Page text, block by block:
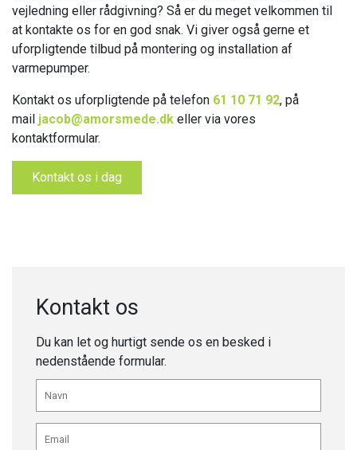
vejledning eller rådgivning? Så er du meget velkommen til
at kontakte os for en god snak. Vi giver også gerne et
uforpligtende tilbud på montering og installation af
varmepumper.
Kontakt os uforpligtende på telefon 61 10 71 92, på
mail jacob@amorsmede.dk eller via vores
kontaktformular.
Kontakt os i dag
Kontakt os
Du kan let og hurtigt sende os en besked i
nedenstående formular.